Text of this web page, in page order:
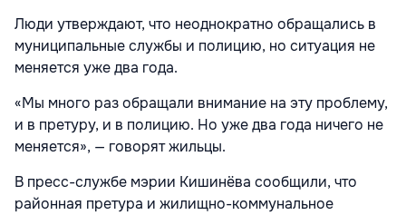
Люди утверждают, что неоднократно обращались в
муниципальные службы и полицию, но ситуация не
меняется уже два года.
«Мы много раз обращали внимание на эту проблему,
и в претуру, и в полицию. Но уже два года ничего не
меняется», — говорят жильцы.
В пресс-службе мэрии Кишинёва сообщили, что
районная претура и жилищно-коммунальное